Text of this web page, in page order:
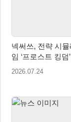
넥써쓰, 전략 시
임 ‘프로스트 킹덤
2026.07.24